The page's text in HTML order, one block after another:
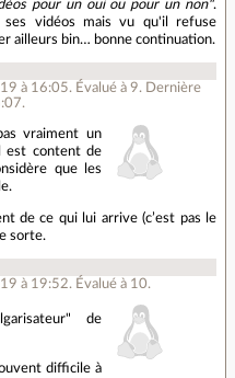
pour un oui ou pour un non".
ses vidéos mais vu qu'il refuse
ailleurs bin… bonne continuation.
à 16:05. Évalué à 9. Dernière
vraiment un
est content de
que les
de ce qui lui arrive (c’est pas le
sorte.
à 19:52. Évalué à 10.
de
difficile à